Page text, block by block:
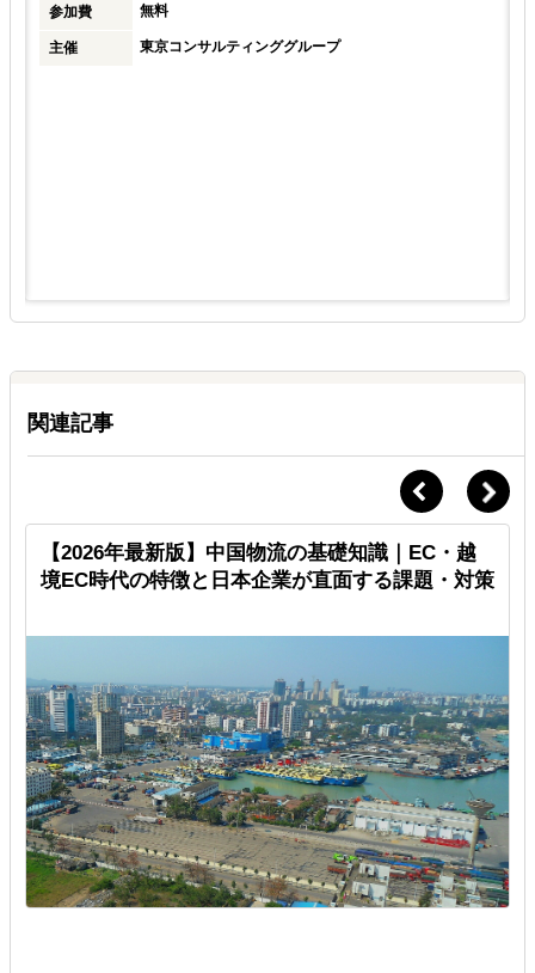
参加費 無料
主催 東京コンサルティンググループ
関連記事
【2026年最新版】中国物流の基礎知識｜EC・越
境EC時代の特徴と日本企業が直面する課題・対策